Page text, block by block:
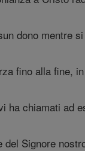
dono mentre
fino alla fine,
ha chiamati ad
del Signore